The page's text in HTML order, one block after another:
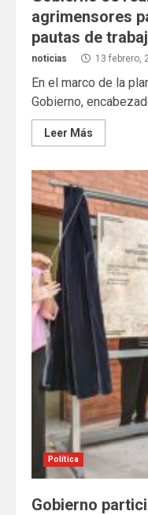
agrimensores
pautas de
noticias 13 febrero,
En el marco de la
Gobierno,
Leer Más
Política
Gobierno